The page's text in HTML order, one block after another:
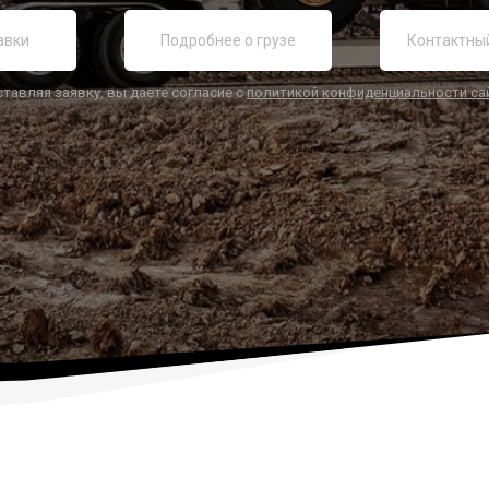
заявку, вы даете согласие сполитикой конфиденциальности